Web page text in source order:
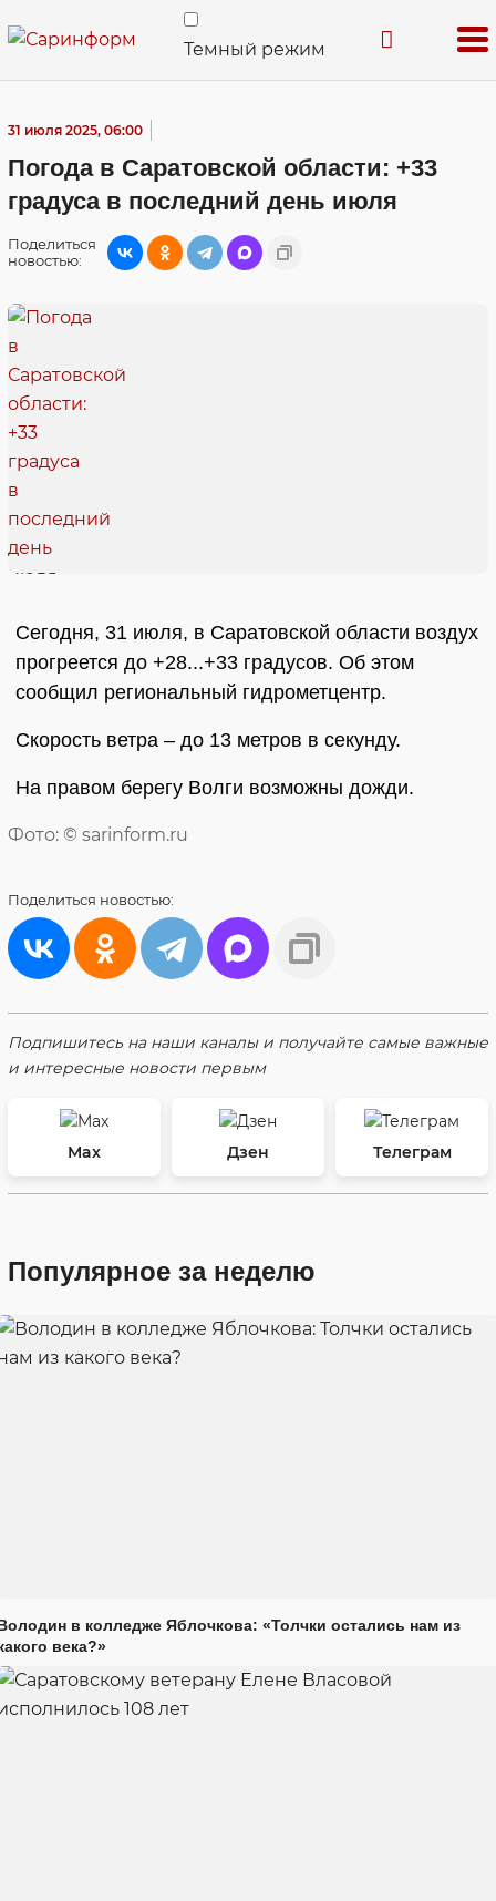
Темный режим
31 июля 2025, 06:00
Погода в Саратовской области: +33
градуса в последний день июля
Поделиться
новостью:
Сегодня, 31 июля, в Саратовской области воздух
прогреется до +28...+33 градусов. Об этом
сообщил региональный гидрометцентр.
Скорость ветра – до 13 метров в секунду.
На правом берегу Волги возможны дожди.
Фото: © sarinform.ru
Поделиться новостью:
Подпишитесь на наши каналы и получайте самые важные
и интересные новости первым
Max Дзен Телеграм
Популярное за неделю
в колледже Яблочкова: «Толчки остались нам из
века?»